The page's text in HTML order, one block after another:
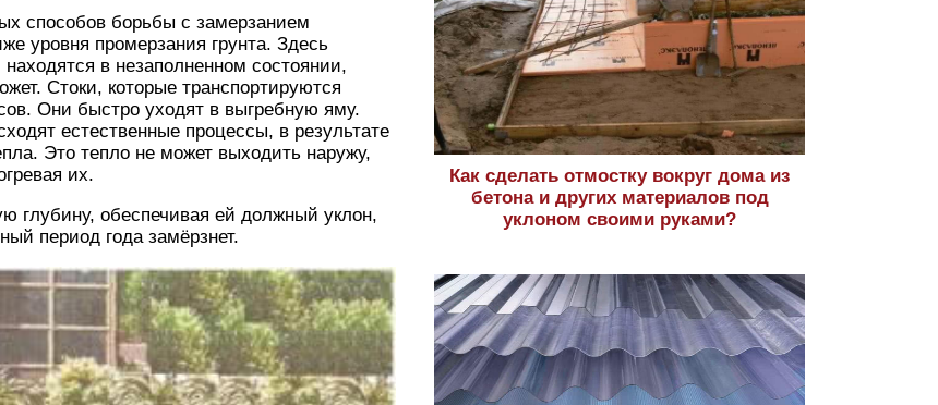
способов борьбы с замерзанием
уровня промерзания грунта. Здесь
в незаполненном состоянии,
Стоки, которые транспортируются
Они быстро уходят в выгребную яму.
естественные процессы, в результате
Это тепло не может выходить наружу,
их.
глубину, обеспечивая ей должный уклон,
период года замёрзнет.
Как сделать отмостку вокруг дома из
бетона и других материалов под
уклоном своими руками?